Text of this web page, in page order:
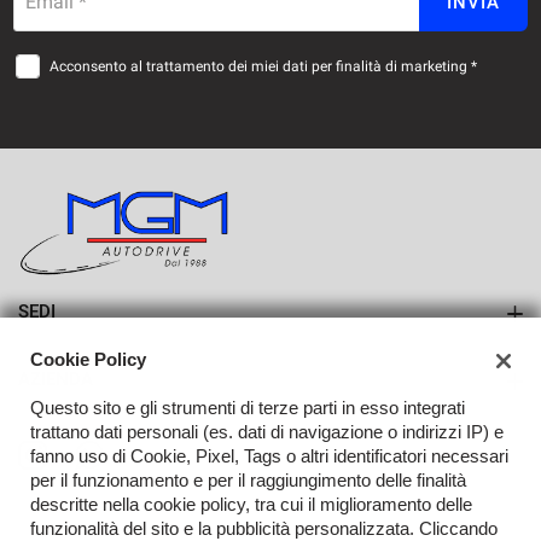
Acconsento al trattamento dei miei dati per finalità di marketing *
SEDI
Sede di Erba
Sede di Lurago d'Erba
Azienda
Contatti
Cookie Policy
Questo sito e gli strumenti di terze parti in esso integrati
trattano dati personali (es. dati di navigazione o indirizzi IP) e
fanno uso di Cookie, Pixel, Tags o altri identificatori necessari
per il funzionamento e per il raggiungimento delle finalità
descritte nella cookie policy, tra cui il miglioramento delle
funzionalità del sito e la pubblicità personalizzata. Cliccando